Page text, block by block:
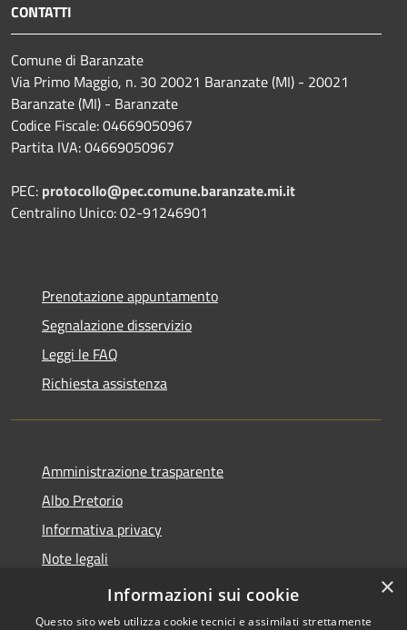
CONTATTI
Comune di Baranzate
Via Primo Maggio, n. 30 20021 Baranzate (MI) - 20021
Baranzate (MI) - Baranzate
Codice Fiscale: 04669050967
Partita IVA: 04669050967
PEC: protocollo@pec.comune.baranzate.mi.it
Centralino Unico: 02-91246901
Prenotazione appuntamento
Segnalazione disservizio
Leggi le FAQ
Richiesta assistenza
Amministrazione trasparente
Albo Pretorio
Informativa privacy
Note legali
Dichiarazione di accessibilità
×
Informazioni sui cookie
Questo sito web utilizza cookie tecnici e assimilati strettamente